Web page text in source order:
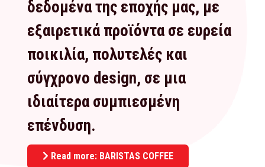
δεδομένα της εποχής μας, με
εξαιρετικά προϊόντα σε ευρεία
ποικιλία, πολυτελές και
σύγχρονο design, σε μια
ιδιαίτερα συμπιεσμένη
επένδυση.
Read more: BARISTAS COFFEE